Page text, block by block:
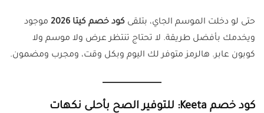
حتى لو دخلت الموسم الجاي، بتلقى كود خصم كيتا 2026
موجود
ويخدمك بأفضل طريقة. لا تحتاج تنتظر عرض ولا موسم ولا
كوبون عابر. هالرمز متوفر لك اليوم وبكل وقت، ومجرب ومضمون.
كود خصم Keeta: للتوفير الصح بأحلى نكهات